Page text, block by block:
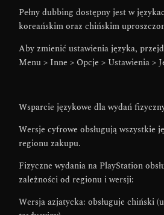
Pełny dubbing dostępny jest w
koreańskim oraz chińskim
Aby zmienić ustawienia języka,
Menu > Inne > Opcje > Ustawienia >
Wsparcie językowe dla wydań
Wersje cyfrowe obsługują wszystkie
regionu zakupu.
Fizyczne wydania na PlayStation
zależności od regionu i wersji:
Wersja azjatycka: obsługuje chiński